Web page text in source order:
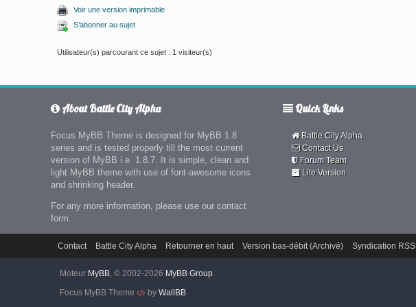
Voir une version imprimable
S’abonner au sujet
Utilisateur(s) parcourant ce sujet : 1 visiteur(s)
About Battle City Alpha
Focus MyBB Theme is designed for MyBB 1.8
series and is tested properly till the most current
version of MyBB i.e. 1.8.7. It is simple, clean and
light MyBB theme with use of font-awesome icons
and shrinking header.
For any more information, please use our contact
form.
Quick Links
Battle City Alpha
Contact Us
Forum Team
Lite Version
Contact Battle City Alpha Retourner en haut Version bas-débit (Archivé) Syndication RSS
Moteur MyBB, © 2002-2026 MyBB Group.
Focus MyBB Theme
byWallBB